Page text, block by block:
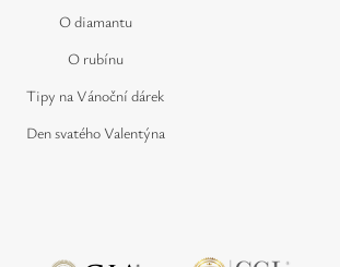
O diamantu
O rubínu
Tipy na Vánoční dárek
Den svatého Valentýna